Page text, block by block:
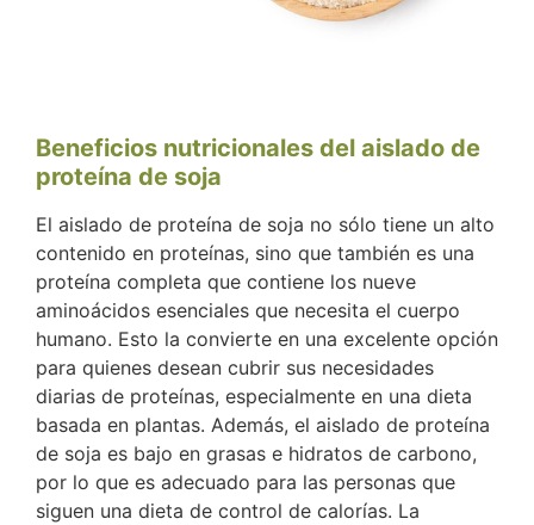
Beneficios nutricionales del aislado de
proteína de soja
El aislado de proteína de soja no sólo tiene un alto
contenido en proteínas, sino que también es una
proteína completa que contiene los nueve
aminoácidos esenciales que necesita el cuerpo
humano. Esto la convierte en una excelente opción
para quienes desean cubrir sus necesidades
diarias de proteínas, especialmente en una dieta
basada en plantas. Además, el aislado de proteína
de soja es bajo en grasas e hidratos de carbono,
por lo que es adecuado para las personas que
siguen una dieta de control de calorías. La